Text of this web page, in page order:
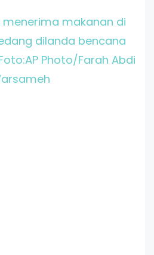
makanan di
dilanda bencana
Photo/Farah Abdi